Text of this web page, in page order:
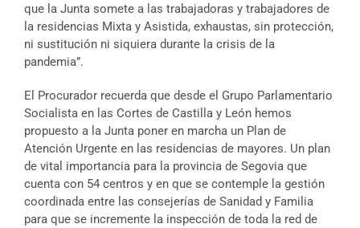
que la Junta somete a las trabajadoras y trabajadores de
la residencias Mixta y Asistida, exhaustas, sin protección,
ni sustitución ni siquiera durante la crisis de la
pandemia”.
El Procurador recuerda que desde el Grupo Parlamentario
Socialista en las Cortes de Castilla y León hemos
propuesto a la Junta poner en marcha un Plan de
Atención Urgente en las residencias de mayores. Un plan
de vital importancia para la provincia de Segovia que
cuenta con 54 centros y en que se contemple la gestión
coordinada entre las consejerías de Sanidad y Familia
para que se incremente la inspección de toda la red de